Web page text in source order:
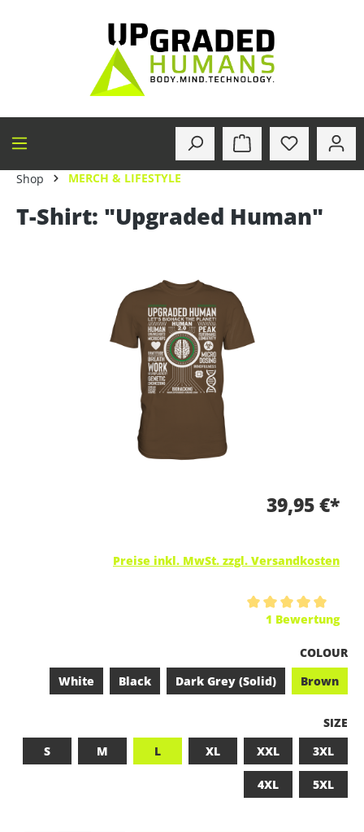
Shop MERCH & LIFESTYLE
T-Shirt: "Upgraded Human"
Bildergalerie überspringen
39,95 €*
Preise inkl. MwSt. zzgl. Versandkosten
Durchschnittliche Bewertung von 5 von 5 Sternen
1 Bewertung
COLOUR
White
Black Dark Grey (Solid) Brown
SIZE
S
M L XL XXL 3XL
4XL 5XL